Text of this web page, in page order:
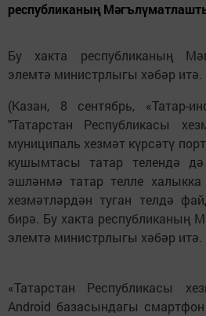
республиканың
Бу хакта республиканың
элемтә министрлыгы хәбәр итә.
(Казан, 8 сентябрь, «Татар-
"Татарстан Республикасы
муниципаль хезмәт күрсәтү
кушымтасы татар телендә
эшләнмә татар телле
хезмәтләрдән туган телдә
бирә. Бу хакта республиканың
элемтә министрлыгы хәбәр итә.
«Татарстан Республикасы
Android базасындагы